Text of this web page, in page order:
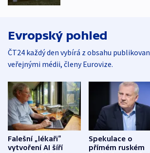
Evropský pohled
ČT24 každý den vybírá z obsahu
veřejnými médii, členy Eurovize.
Falešní „lékaři“
vytvoření AI šíří
Spekulace o
přímém ruském